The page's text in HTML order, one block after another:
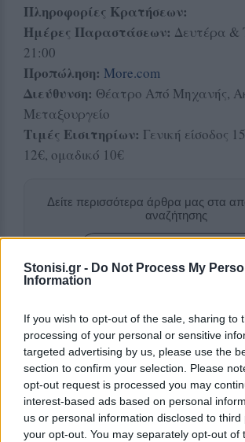
Stonisi.gr - Do Not Process My
Information
If you wish to opt-out of the sale, sharing to
processing of your personal or sensitive
targeted advertising by us, please use the
section to confirm your selection. Please
opt-out request is processed you may
interest-based ads based on personal
us or personal information disclosed to
your opt-out. You may separately opt-out of
Πληροφορίες Κρατήσεων:
Ημέρες Παραστάσεων: Δευτέρα &
21:00
Προπώληση: More.com
Διεύθυνση: Θέατρο Από Μηχανής,
Μεταξουργείο
Τιμές Εισιτηρίων: Γενική είσοδος
12€, ομαδικό 10€
Δείτε περισσότερα άρθρα μας στα
αναζήτησης
ΣΤΗΝ ΙΔΙΑ ΚΑΤΗΓΟΡΙΑ
ΜΟΥΣΙΚΗ
Μουσικές πάνω στο κύμα στην
παραλία της Δρώτας
Δύο ημέρες γεμάτες ζωντανή
μουσική, χορό και διασκέδαση από
τον Πολιτιστικό Εξωραϊστικό
Σύλλογο «Η Δρώτα»